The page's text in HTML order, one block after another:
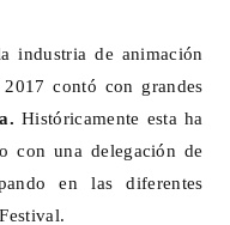
industria de animación
contó con grandes
Históricamente esta ha
con una delegación de
en las diferentes